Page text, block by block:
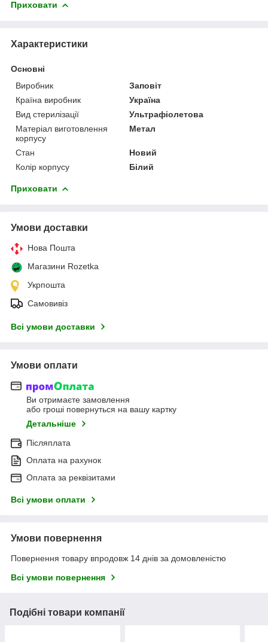
Приховати
Характеристики
Основні
Виробник
Заповіт
Країна виробник
Україна
Вид стерилізації
Ультрафіолетова
Матеріал виготовлення
корпусу
Метал
Стан
Новий
Колір корпусу
Білий
Приховати
Умови доставки
Нова Пошта
Магазини Rozetka
Укрпошта
Самовивіз
Всі умови доставки
Умови оплати
Ви отримаєте замовлення
або гроші повернуться на вашу картку
Детальніше
Післяплата
Оплата на рахунок
Оплата за реквізитами
Всі умови оплати
Умови повернення
Повернення товару впродовж 14 днів за домовленістю
Всі умови повернення
Подібні товари компанії